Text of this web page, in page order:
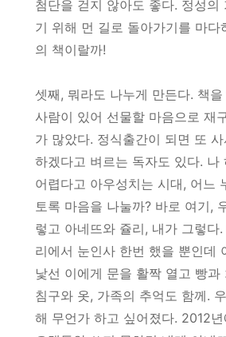
첨단을 걷지 않아도 좋다. 정성의
기 위해 먼 길로 돌아가기를 마다
의 책이랄까!
셋째, 뭐라도 나누게 만든다. 책
사람이 있어 선물할 마음으로 재
가 많았다. 정식출간이 되면 또
하겠다고 벼르는 독자도 있다. 나
어렵다고 아우성치는 시대, 어느
토록 마음을 나눌까? 바로 여기,
렇고 아네뜨와 쥴리, 내가 그렇다
리에서 눈인사 한번 했을 뿐인데
낯선 이에게 문을 활짝 열고 빵과
침구와 옷, 가족의 추억도 함께.
해 무언가 하고 싶어졌다. 2012